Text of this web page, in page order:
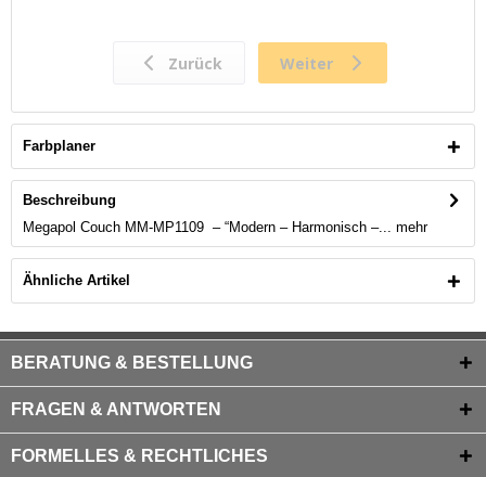
Farbplaner
Beschreibung
Megapol Couch MM-MP1109 – “Modern – Harmonisch –... mehr
Ähnliche Artikel
BERATUNG & BESTELLUNG
FRAGEN & ANTWORTEN
FORMELLES & RECHTLICHES